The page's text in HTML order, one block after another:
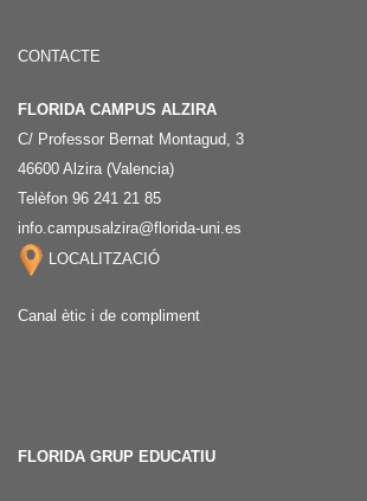
CONTACTE
FLORIDA CAMPUS ALZIRA
C/ Professor Bernat Montagud, 3
46600 Alzira (Valencia)
Telèfon 96 241 21 85
info.campusalzira@florida-uni.es
LOCALITZACIÓ
Canal ètic i de compliment
FLORIDA GRUP EDUCATIU